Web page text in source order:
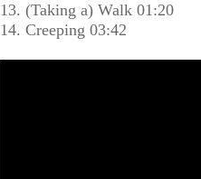
13. (Taking a) Walk 01:20
14. Creeping 03:42